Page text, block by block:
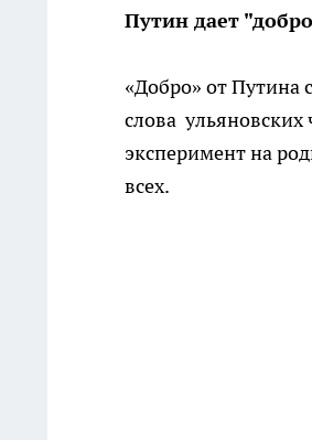
Путин дает
«Добро» от Путина
слова ульяновских
эксперимент на
всех.